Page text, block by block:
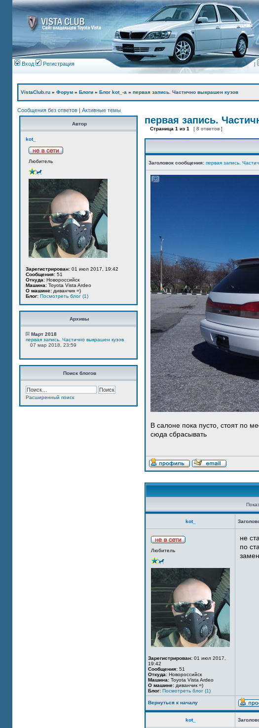
Вход Регистрация |
VistaClub.ru » Форум » Блоги » Блог kot_-а » первая запись. Частично выкрашен кузов
Сообщения без ответов | Активные темы
Автор
kot_
Любитель
Зарегистрирован: 01 июл 2017, 19:42
Сообщения: 51
Откуда: Новороссийск
Машина: Toyota Vista Ardeo
О машине: диванчик =)
Блог: Посмотреть блог (1)
Архивы
Март 2018
первая запись. Частично выкрашен кузов
07 мар 2018, 23:59
Поиск блогов
Расширенный поиск
первая запись.
Страница 1 из 1 [ 8 ответов ]
Заголовок сообщения: первая запись.
В салоне пока пусто, стоят по
сюда сбрасывать
kot_
Любитель
Зарегистрирован: 01 июл 2017,
19:42
Сообщения: 51
Откуда: Новороссийск
Машина: Toyota Vista Ardeo
О машине: диванчик =)
Блог: Посмотреть блог (1)
не
по
Вернуться к началу
kot_